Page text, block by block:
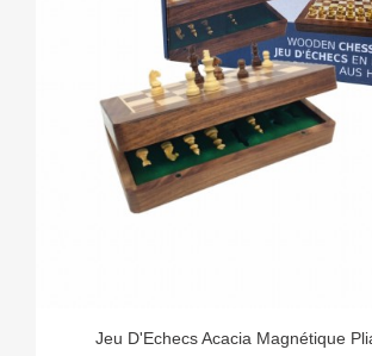
Jeu D'Echecs Acacia Magnétique